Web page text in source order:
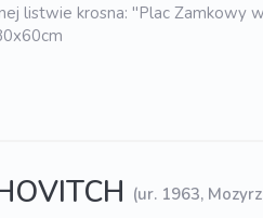
listwie krosna: "Plac Zamkowy
(ur. 1963,